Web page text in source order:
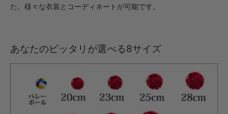
た。様々な衣装とコーディネートが可能です。
あなたのピッタリが選べる8サイズ